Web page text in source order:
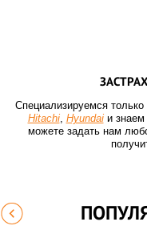
Специализируемся
Hitachi, Hyundaiи знаем
можете задать нам